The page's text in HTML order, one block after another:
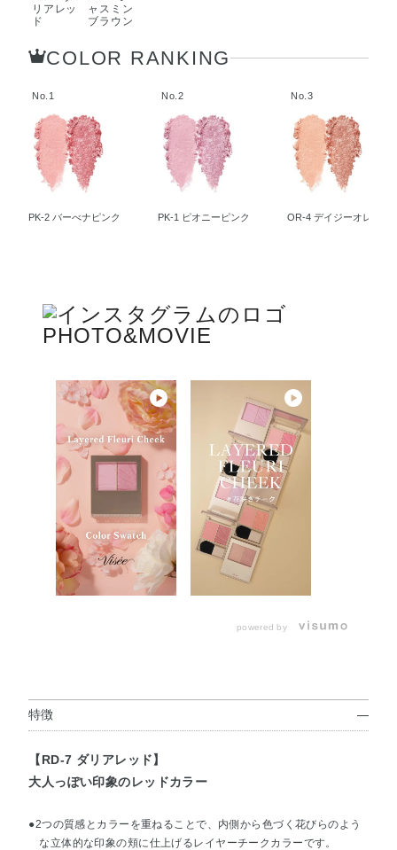
リアレッ
ド
ャスミン
ブラウン
COLOR RANKING
No.1
PK-2 バーべナピンク
No.2
PK-1 ピオニーピンク
No.3
OR-4 デイジーオレンジ
PHOTO&MOVIE
powered by
特徴
【RD-7 ダリアレッド】
大人っぽい印象のレッドカラー
●2つの質感とカラーを重ねることで、内側から色づく花びらのよう
な立体的な印象の頬に仕上げるレイヤーチークカラーです。